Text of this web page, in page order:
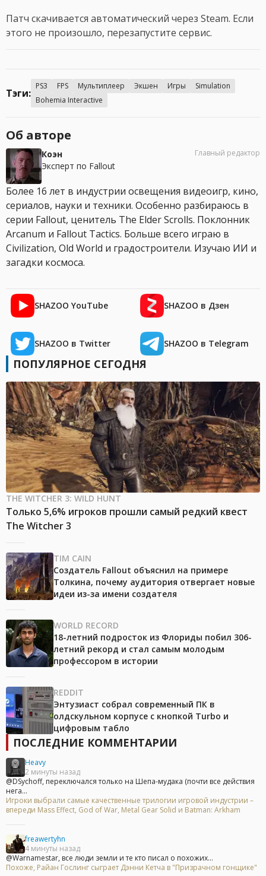
Патч скачивается автоматический через Steam. Если
этого не произошло, перезапустите сервис.
Тэги:
PS3 FPS Мультиплеер Экшен Игры
Simulation
Bohemia Interactive
Об авторе
Коэн
Эксперт по Fallout
Главный редактор
Более 16 лет в индустрии освещения видеоигр, кино,
сериалов, науки и техники. Особенно разбираюсь в
серии Fallout, ценитель The Elder Scrolls. Поклонник
Arcanum и Fallout Tactics. Больше всего играю в
Civilization, Old World и градостроители. Изучаю ИИ и
загадки космоса.
SHAZOO YouTube SHAZOO в Дзен
SHAZOO в Twitter SHAZOO в Telegram
ПОПУЛЯРНОЕ СЕГОДНЯ
THE WITCHER 3: WILD HUNT
Только 5,6% игроков прошли самый редкий квест
The Witcher 3
TIM CAIN
Создатель Fallout объяснил на примере
Толкина, почему аудитория отвергает новые
идеи из-за имени создателя
WORLD RECORD
18-летний подросток из Флориды побил 306-
летний рекорд и стал самым молодым
профессором в истории
REDDIT
Энтузиаст собрал современный ПК в
олдскульном корпусе с кнопкой Turbo и
цифровым табло
ПОСЛЕДНИЕ КОММЕНТАРИИ
Heavy
2 минуты назад
@DSychoff, переключался только на Шепа-мудака (почти все действия
нега...
Игроки выбрали самые качественные трилогии игровой индустрии –
впереди Mass Effect, God of War, Metal Gear Solid и Batman: Arkham
freawertyhn
4 минуты назад
@Warnamestar, все люди земли и те кто писал о похожих...
Похоже, Райан Гослинг сыграет Дэнни Кетча в "Призрачном гонщике"